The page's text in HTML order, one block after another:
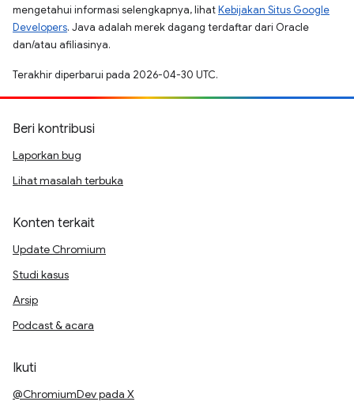
mengetahui informasi selengkapnya, lihatKebijakan Situs Google
Developers. Java adalah merek dagang terdaftar dari Oracle
dan/atau afiliasinya.
Terakhir diperbarui pada 2026-04-30 UTC.
Beri kontribusi
Laporkan bug
Lihat masalah terbuka
Konten terkait
Update Chromium
Studi kasus
Arsip
Podcast & acara
Ikuti
@ChromiumDev pada X